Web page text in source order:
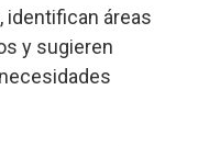
áreas
y sugieren